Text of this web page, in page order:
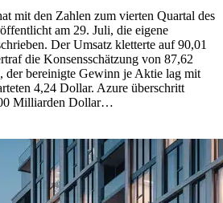
mit den Zahlen zum vierten Quartal des
am 29. Juli, die eigene
Der Umsatz kletterte auf 90,01
die Konsensschätzung von 87,62
bereinigte Gewinn je Aktie lag mit
4,24 Dollar. Azure überschritt
Milliarden Dollar…